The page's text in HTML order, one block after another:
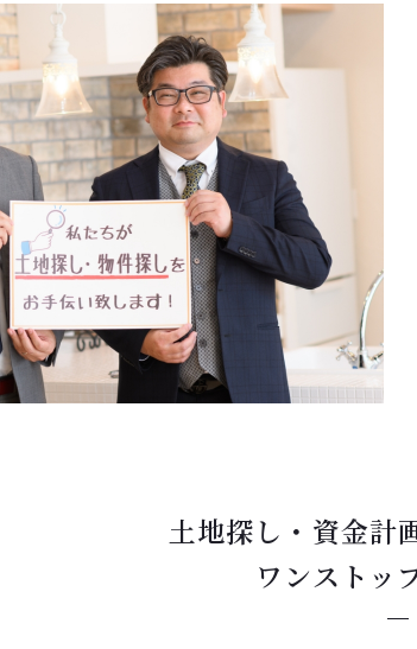
土地探し・資金計
ワンストッ